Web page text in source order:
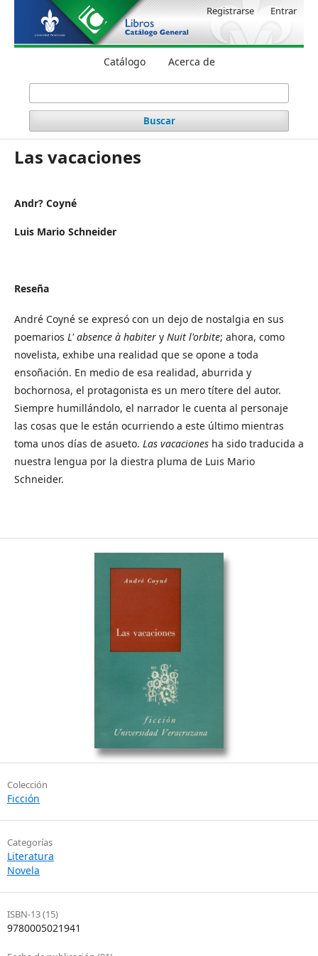
Catálogo Acerca de
Buscar
Registrarse Entrar
Las vacaciones
Andr? Coyné
Luis Mario Schneider
Reseña
André Coyné se expresó con un dejo de nostalgia en sus
poemarios L' absence à habiter y Nuit l'orbite; ahora, como
novelista, exhibe una realidad que se opone a toda
ensoñación. En medio de esa realidad, aburrida y
bochornosa, el protagonista es un mero títere del autor.
Siempre humillándolo, el narrador le cuenta al personaje
las cosas que le están ocurriendo a este último mientras
toma unos días de asueto. Las vacaciones ha sido traducida a
nuestra lengua por la diestra pluma de Luis Mario
Schneider.
Colección
Ficción
Categorías
Literatura
Novela
ISBN-13 (15)
9780005021941